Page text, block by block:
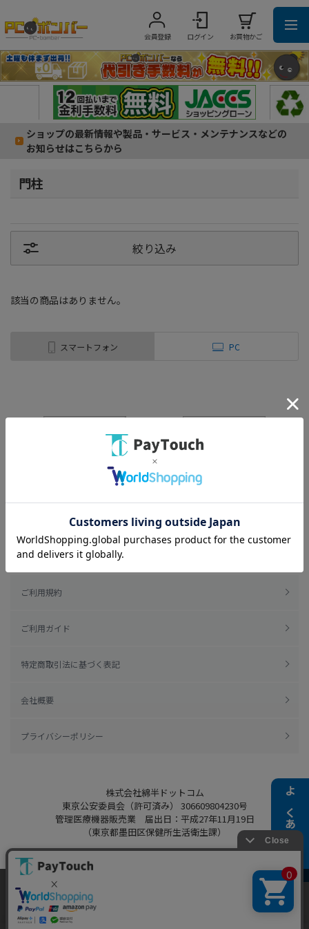
会員登録 ログイン お買物かご
ショップの最新情報や製品・サービス・メンテナンスなどの
お知らせはこちらから
よくある質問
門柱
絞り込み
該当の商品はありません。
スマートフォン PC
ご利用規約
ご利用ガイド
特定商取引法に基づく表記
会社概要
プライバシーポリシー
株式会社綿半ドットコム
東京公安委員会（許可済み） 306609804230号
管理医療機器販売業 届出日：平成27年11月19日
（東京都墨田区保健所生活衛生課）
Copyright 2022
Powered by Watahan Partners Co., Ltd.
当ウェブサイトでは、お客様により良いサービス
をご提供するため、クッキーを利用しています。
サイト利用を継続することにより、クッキーの使
同意する